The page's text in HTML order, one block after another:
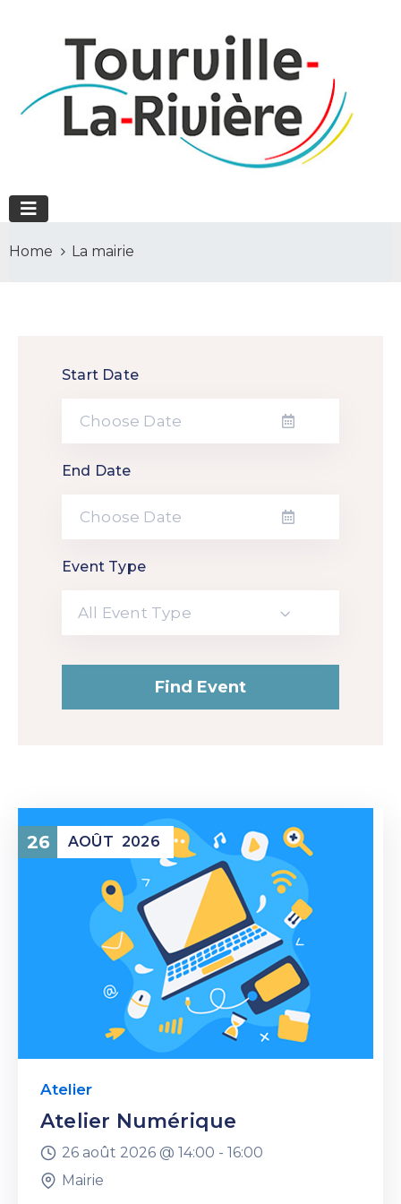
Home La mairie
Start Date
End Date
Event Type
All Event Type
26 AOÛT 2026
Atelier
Atelier Numérique
26 août 2026 @ 14:00 - 16:00
Mairie